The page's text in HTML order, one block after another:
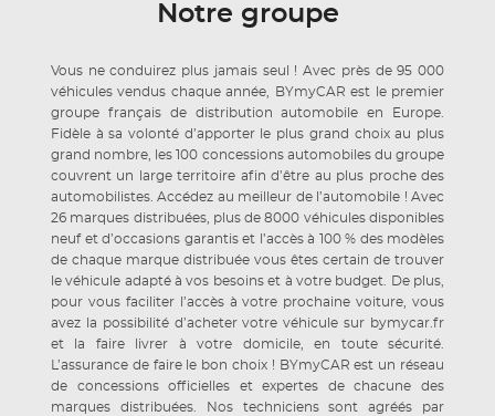
Notre groupe
Vous ne conduirez plus jamais seul ! Avec près de 95 000
véhicules vendus chaque année, BYmyCAR est le premier
groupe français de distribution automobile en Europe.
Fidèle à sa volonté d’apporter le plus grand choix au plus
grand nombre, les 100 concessions automobiles du groupe
couvrent un large territoire afin d’être au plus proche des
automobilistes. Accédez au meilleur de l’automobile ! Avec
26 marques distribuées, plus de 8000 véhicules disponibles
neuf et d’occasions garantis et l’accès à 100 % des modèles
de chaque marque distribuée vous êtes certain de trouver
le véhicule adapté à vos besoins et à votre budget. De plus,
pour vous faciliter l’accès à votre prochaine voiture, vous
avez la possibilité d’acheter votre véhicule sur bymycar.fr
et la faire livrer à votre domicile, en toute sécurité.
L’assurance de faire le bon choix ! BYmyCAR est un réseau
de concessions officielles et expertes de chacune des
marques distribuées. Nos techniciens sont agréés par